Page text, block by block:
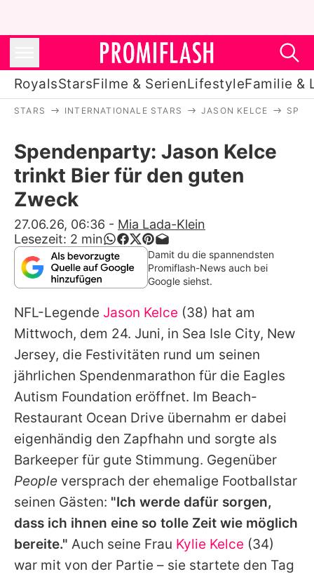
RoyalsStarsFilme & SerienLifestyleFamilie &
Stars
Filme & Serien
Lifestyle
Familie & Liebe
Promiflash Exklusiv
Alle Themen auf Promiflash
Jobs
App runterladen
Team
Redaktionelle Richtlinien
Impressum
Datenschutzerklärung
Utiq verwalten
STARS INTERNATIONALE STARS JASON KELCE
Spendenparty: Jason Kelce
trinkt Bier für den guten
Zweck
27.06.26, 06:36 - Mia Lada-Klein
Lesezeit: 2 min
Damit du die spannendsten
Promiflash-News auch bei
Google siehst.
NFL-Legende Jason Kelce (38) hat am
Mittwoch, dem 24. Juni, in Sea Isle City, New
Jersey, die Festivitäten rund um seinen
jährlichen Spendenmarathon für die Eagles
Autism Foundation eröffnet. Im Beach-
Restaurant Ocean Drive übernahm er dabei
eigenhändig den Zapfhahn und sorgte als
Barkeeper für gute Stimmung. Gegenüber
People versprach der ehemalige Footballstar
seinen Gästen: "Ich werde dafür sorgen,
dass ich ihnen eine so tolle Zeit wie möglich
bereite." Auch seine Frau Kylie Kelce (34)
war mit von der Partie – sie startete den Tag